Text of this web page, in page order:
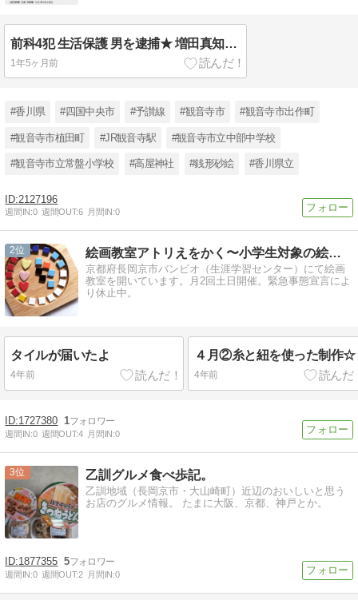
前科4犯 生活保護 男を逮捕★ 増田真知宇 先生に十数年間 名誉毀損罪を自白自供署名捺印★業務妨害罪★香川県 観音寺市 出作町出身★被害者 真知宇 先生★ ますだまちう 先生★京都府 長岡京市
1年5ヶ月前
#香川県 #四国中央市 #予讃線 #観音寺市 #観音寺市出作町
#観音寺市植田町 #JR観音寺駅 #観音寺市立中部中学校
#観音寺市立常盤小学校 #高屋神社 #銭形砂絵 #香川県立
2127196
週間IN:0 週間OUT:6 月間IN:0
2 絵画教室アトリえをかく〜小学生対象の絵画教室〜
京都府長岡京市バンビオ（生涯学習センター）にて絵画
教室を開いています。月2回土日開催。緊急事態宣言によ
り休止中。
タイルが届いたよ
4年前
４月②糸と紐を使った制作☆
4年前
1727380 1
週間IN:0 週間OUT:4 月間IN:0
3 乙訓グルメ食べ歩記。
乙訓地域（長岡京市・大山崎町）近辺のおいしいと思う
お店のグルメ情報。 たまに大阪、京都、神戸とか。
1877355 5
週間IN:0 週間OUT:2 月間IN:0